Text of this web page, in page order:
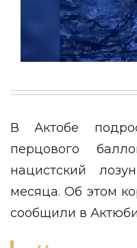
В Актобе
перцового
нацистский
месяца. Об этом
сообщили в